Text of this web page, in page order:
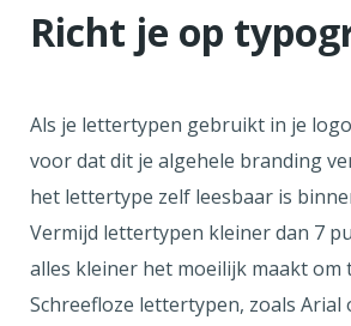
Richt je op
Als je lettertypen gebruikt in je
voor dat dit je algehele branding
het lettertype zelf leesbaar is
Vermijd lettertypen kleiner dan 7
alles kleiner het moeilijk maakt om
Schreefloze lettertypen, zoals Arial